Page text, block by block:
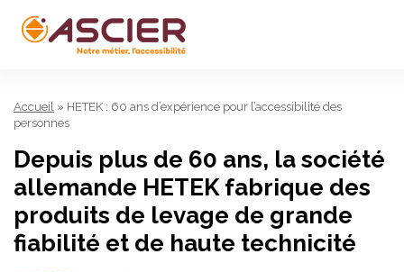
Accueil » HETEK : 60 ans d’expérience pour l’accessibilité des
personnes
Depuis plus de 60 ans, la société
allemande HETEK fabrique des
produits de levage de grande
fiabilité et de haute technicité